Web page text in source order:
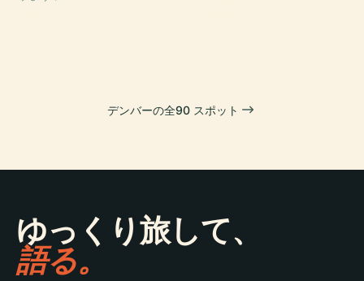
デンバーの全90 スポット
ゆっくり旅して、
語る。